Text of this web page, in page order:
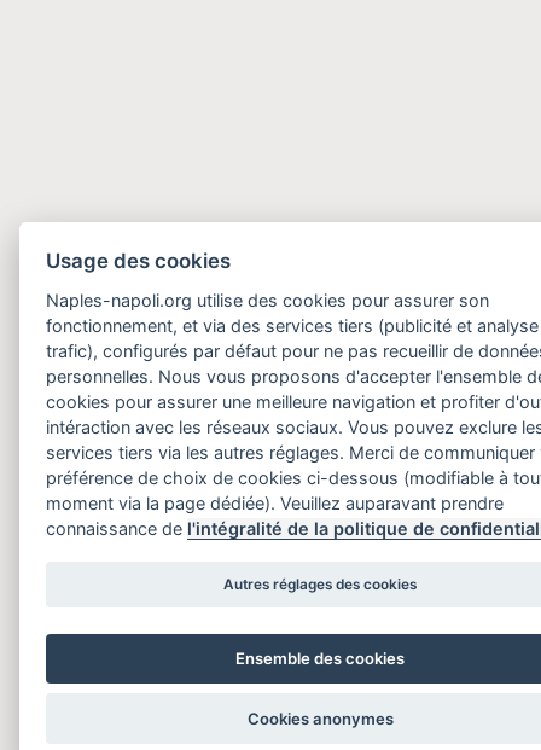
Usage des cookies
Naples-napoli.org utilise des cookies pour assurer son
fonctionnement, et via des services tiers (publicité et
trafic), configurés par défaut pour ne pas recueillir de
personnelles. Nous vous proposons d'accepter l'ensemble
cookies pour assurer une meilleure navigation et profiter
intéraction avec les réseaux sociaux. Vous pouvez exclure
services tiers via les autres réglages. Merci de communiquer
préférence de choix de cookies ci-dessous (modifiable à
moment via la page dédiée). Veuillez auparavant prendre
connaissance de l'intégralité de la politique de
Autres réglages des cookies
Ensemble des cookies
Cookies anonymes